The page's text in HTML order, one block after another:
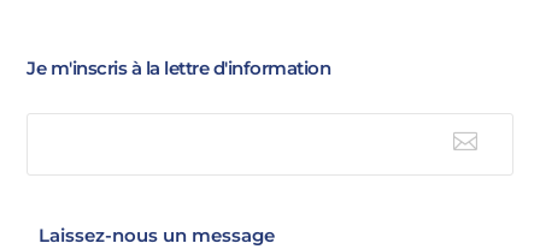
Je m'inscris à la lettre d'information

Laissez-nous un message